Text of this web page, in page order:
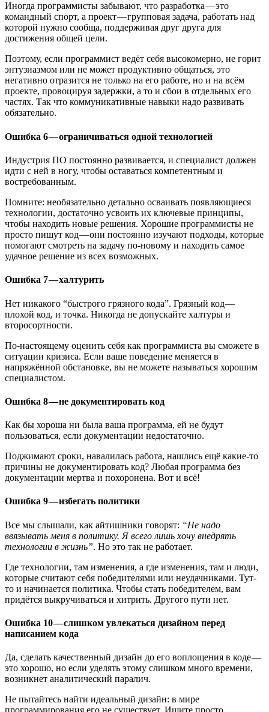
Иногда программисты забывают, что разработка — это
командный спорт, а проект — групповая задача, работать над
которой нужно сообща, поддерживая друг друга для
достижения общей цели.
Поэтому, если программист ведёт себя высокомерно, не горит
энтузиазмом или не может продуктивно общаться, это
негативно отразится не только на его работе, но и на всём
проекте, провоцируя задержки, а то и сбои в отдельных его
частях. Так что коммуникативные навыки надо развивать
обязательно.
Ошибка 6 — ограничиваться одной технологией
Индустрия ПО постоянно развивается, и специалист должен
идти с ней в ногу, чтобы оставаться компетентным и
востребованным.
Помните: необязательно детально осваивать появляющиеся
технологии, достаточно усвоить их ключевые принципы,
чтобы находить новые решения. Хорошие программисты не
просто пишут код — они постоянно изучают подходы, которые
помогают смотреть на задачу по-новому и находить самое
удачное решение из всех возможных.
Ошибка 7 — халтурить
Нет никакого “быстрого грязного кода”. Грязный код —
плохой код, и точка. Никогда не допускайте халтуры и
второсортности.
По-настоящему оценить себя как программиста вы сможете в
ситуации кризиса. Если ваше поведение меняется в
напряжённой обстановке, вы не можете называться хорошим
специалистом.
Ошибка 8 — не документировать код
Как бы хороша ни была ваша программа, ей не будут
пользоваться, если документации недостаточно.
Поджимают сроки, навалилась работа, нашлись ещё какие-то
причины не документировать код? Любая программа без
документации мертва и похоронена. Вот и всё!
Ошибка 9 — избегать политики
Все мы слышали, как айтишники говорят: “Не надо
ввязывать меня в политику. Я всего лишь хочу внедрять
технологии в жизнь”. Но это так не работает.
Где технологии, там изменения, а где изменения, там и люди,
которые считают себя победителями или неудачниками. Тут-
то и начинается политика. Чтобы стать победителем, вам
придётся выкручиваться и хитрить. Другого пути нет.
Ошибка 10 — слишком увлекаться дизайном перед
написанием кода
Да, сделать качественный дизайн до его воплощения в коде —
это хорошо, но если уделять этому слишком много времени,
возникнет аналитический паралич.
Не пытайтесь найти идеальный дизайн: в мире